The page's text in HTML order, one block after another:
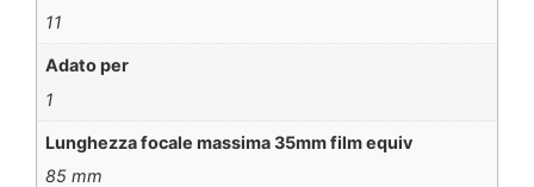
11
Adato per
1
Lunghezza focale massima 35mm film equiv
85 mm